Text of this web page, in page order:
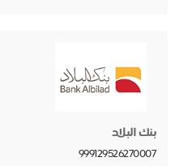
بنك البلاد
999129526270007